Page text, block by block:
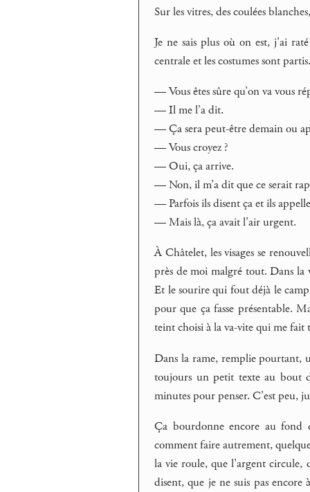
Sur les vitres, des coulées
Je ne sais plus où on est, j’ai
centrale et les costumes sont
— Vous êtes sûre qu’on va vous
— Il me l’a dit.
— Ça sera peut-être demain ou
— Vous croyez ?
— Oui, ça arrive.
— Non, il m’a dit que ce serait
— Parfois ils disent ça et ils
— Mais là, ça avait l’air urgent.
À Châtelet, les visages se
près de moi malgré tout. Dans la
Et le sourire qui fout déjà le
pour que ça fasse présentable.
teint choisi à la va-vite qui me fait
Dans la rame, remplie pourtant,
toujours un petit texte au bout
minutes pour penser. C’est peu,
Ça bourdonne encore au fond
comment faire autrement,
la vie roule, que l’argent
disent, que je ne suis pas encore